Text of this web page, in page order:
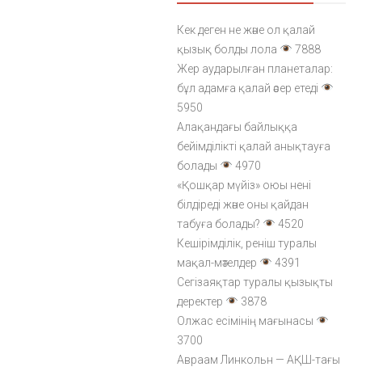
Кек деген не және ол қалай
қызық болды лола
7888
Жер аударылған планеталар:
бұл адамға қалай әсер етеді
5950
Алақандағы байлыққа
бейімділікті қалай анықтауға
болады
4970
«Қошқар мүйіз» оюы нені
білдіреді және оны қайдан
табуға болады?
4520
Кешірімділік, реніш туралы
мақал-мәтелдер
4391
Сегізаяқтар туралы қызықты
деректер
3878
Олжас есімінің мағынасы
3700
Авраам Линкольн — АҚШ-тағы